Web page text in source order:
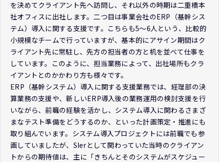
を決めてクライアント先へ訪問し、それ以外の時期は二重橋本
社オフィスに出社します。二つ目は事業会社のERP（基幹シス
テム）導入に関する支援です。こちらも5～6人という、比較的
小規模なチームで行っていますが、基本的にアサイン期間はク
ライアント先に常駐し、先方の担当者の方と机を並べて仕事を
しています。このように、担当業務によって、出社場所もクラ
イアントとのかかわり方も様々です。
ERP（基幹システム）導入に関する支援業務では、経理部の決
算業務の支援や、新しいERP導入後の業務運用の検討支援を行
いながら、前職の経験を活かし、システム導入に関わるさまざ
まなテスト準備をどうするのか、といった計画策定・推進にも
取り組んでいます。システム導入プロジェクトには前職でも参
画していましたが、SIerとして関わっていた当時のクライアン
トからの期待値は、主に「きちんとそのシステムがスケジュー